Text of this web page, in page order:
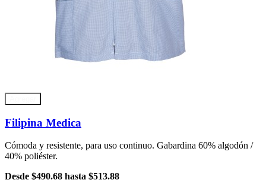
Filipina Medica
Cómoda y resistente, para uso continuo. Gabardina 60% algodón /
40% poliéster.
Desde $490.68 hasta $513.88